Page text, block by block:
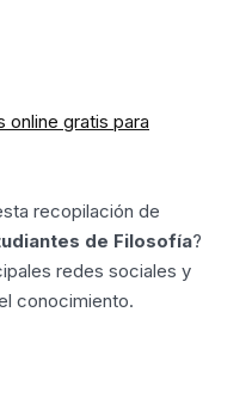
online gratis para
recopilación de
de Filosofía?
redes sociales y
conocimiento.